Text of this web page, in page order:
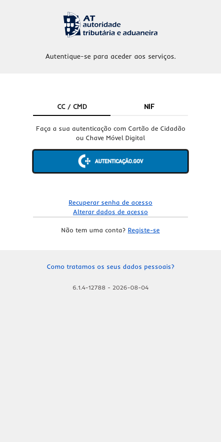
Autentique-se para aceder aos serviços.
CC / CMD NIF
Faça a sua autenticação com Cartão de Cidadão
ou Chave Móvel Digital
Recuperar senha de acesso
Alterar dados de acesso
Não tem uma conta? Registe-se
Como tratamos os seus dados pessoais?
6.1.4-12788 - 2026-08-04